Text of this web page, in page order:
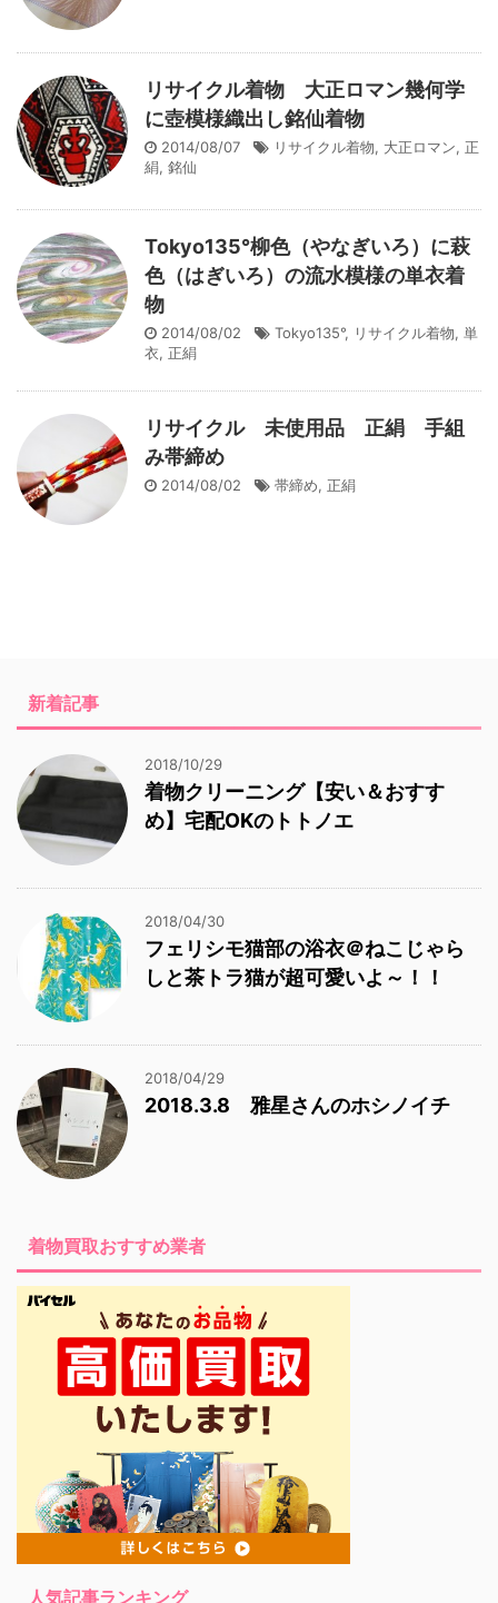
リサイクル着物 大正ロマン幾何学
に壺模様織出し銘仙着物
2014/08/07 リサイクル着物, 大正ロマン, 正
絹, 銘仙
Tokyo135°柳色（やなぎいろ）に萩
色（はぎいろ）の流水模様の単衣着
物
2014/08/02 Tokyo135°, リサイクル着物, 単
衣, 正絹
リサイクル 未使用品 正絹 手組
み帯締め
2014/08/02 帯締め, 正絹
新着記事
2018/10/29
着物クリーニング【安い＆おすす
め】宅配OKのトトノエ
2018/04/30
フェリシモ猫部の浴衣＠ねこじゃら
しと茶トラ猫が超可愛いよ～！！
2018/04/29
2018.3.8 雅星さんのホシノイチ
着物買取おすすめ業者
人気記事ランキング